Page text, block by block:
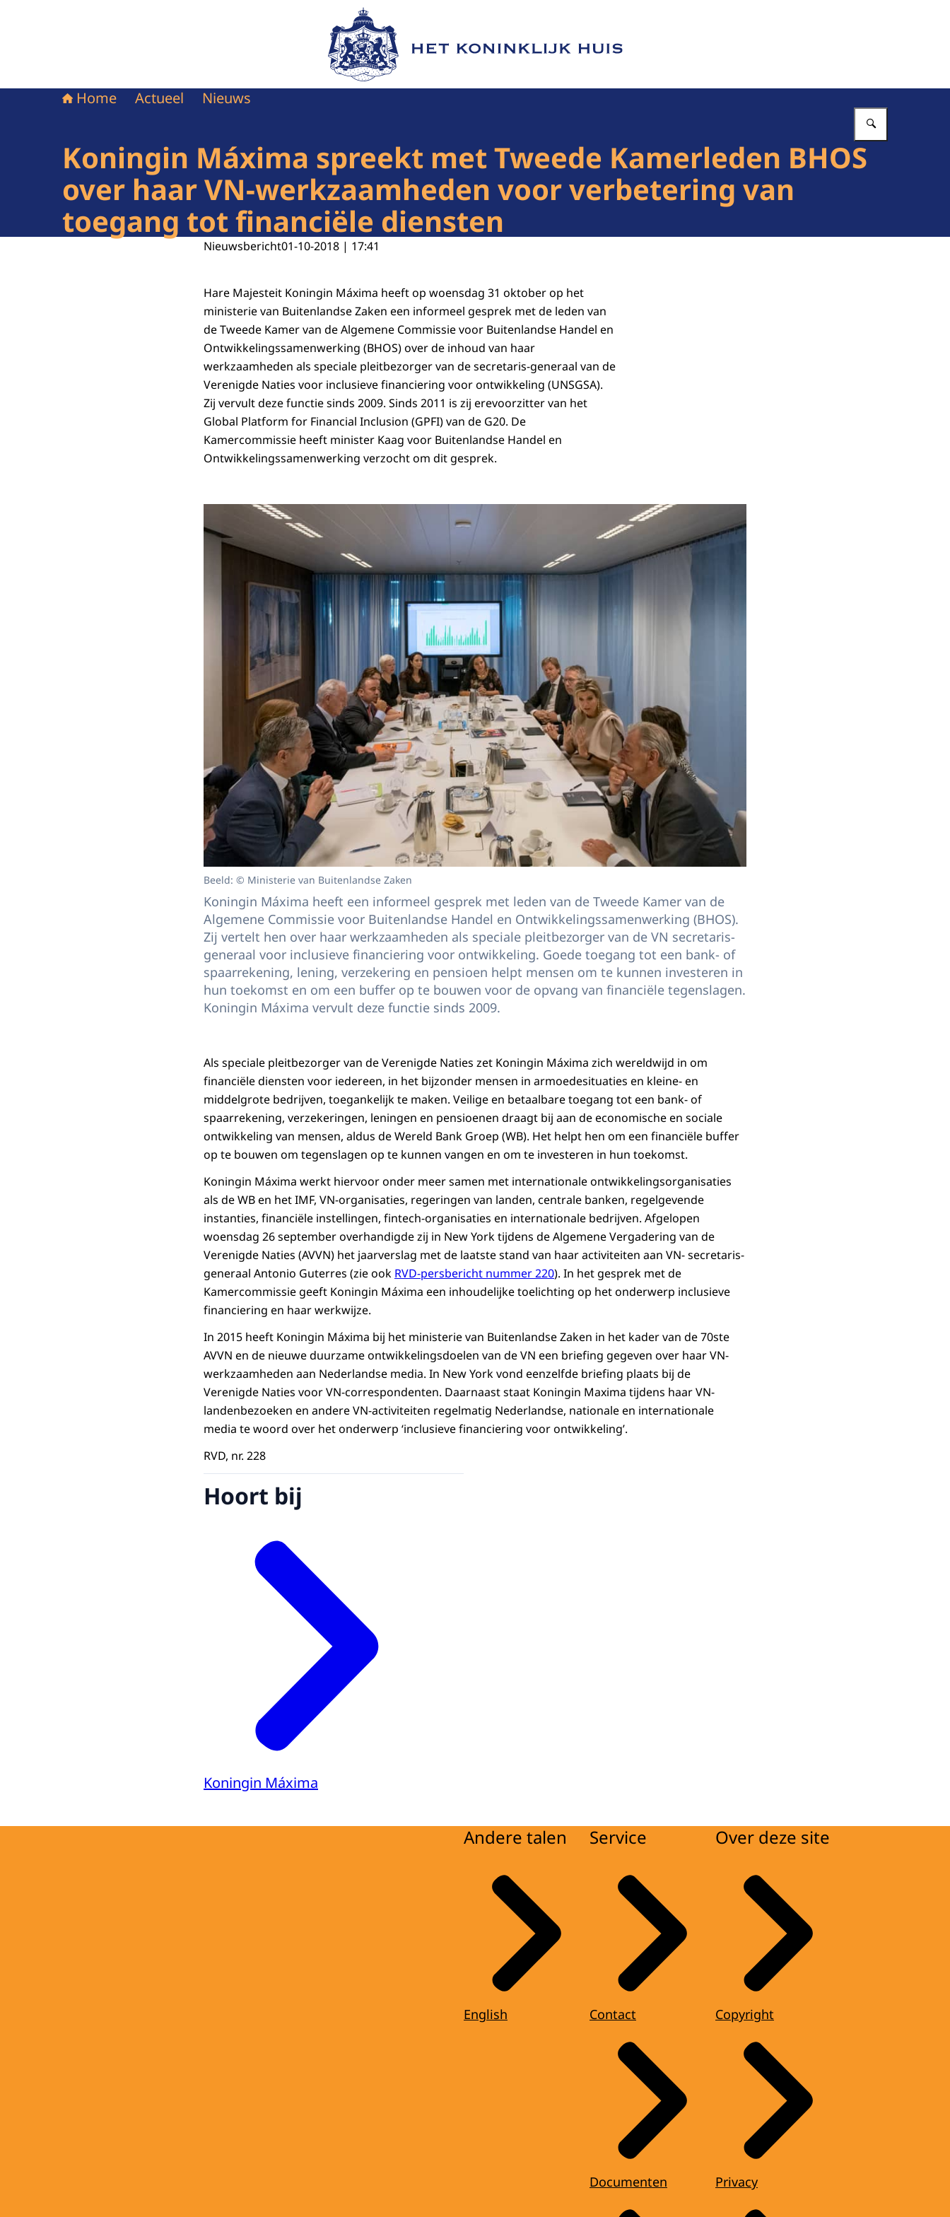
Naar de homepage van Het Koninklijk Huis
Home Actueel Nieuws
Koningin Máxima spreekt met Tweede Kamerleden BHOS
over haar VN-werkzaamheden voor verbetering van
toegang tot financiële diensten
Nieuwsbericht01-10-2018 | 17:41
Hare Majesteit Koningin Máxima heeft op woensdag 31 oktober op het
ministerie van Buitenlandse Zaken een informeel gesprek met de leden van
de Tweede Kamer van de Algemene Commissie voor Buitenlandse Handel en
Ontwikkelingssamenwerking (BHOS) over de inhoud van haar
werkzaamheden als speciale pleitbezorger van de secretaris-generaal van de
Verenigde Naties voor inclusieve financiering voor ontwikkeling (UNSGSA).
Zij vervult deze functie sinds 2009. Sinds 2011 is zij erevoorzitter van het
Global Platform for Financial Inclusion (GPFI) van de G20. De
Kamercommissie heeft minister Kaag voor Buitenlandse Handel en
Ontwikkelingssamenwerking verzocht om dit gesprek.
Beeld: © Ministerie van Buitenlandse Zaken
Koningin Máxima heeft een informeel gesprek met leden van de Tweede Kamer van de
Algemene Commissie voor Buitenlandse Handel en Ontwikkelingssamenwerking (BHOS).
Zij vertelt hen over haar werkzaamheden als speciale pleitbezorger van de VN secretaris-
generaal voor inclusieve financiering voor ontwikkeling. Goede toegang tot een bank- of
spaarrekening, lening, verzekering en pensioen helpt mensen om te kunnen investeren in
hun toekomst en om een buffer op te bouwen voor de opvang van financiële tegenslagen.
Koningin Máxima vervult deze functie sinds 2009.
Als speciale pleitbezorger van de Verenigde Naties zet Koningin Máxima zich wereldwijd in om
financiële diensten voor iedereen, in het bijzonder mensen in armoedesituaties en kleine- en
middelgrote bedrijven, toegankelijk te maken. Veilige en betaalbare toegang tot een bank- of
spaarrekening, verzekeringen, leningen en pensioenen draagt bij aan de economische en sociale
ontwikkeling van mensen, aldus de Wereld Bank Groep (WB). Het helpt hen om een financiële buffer
op te bouwen om tegenslagen op te kunnen vangen en om te investeren in hun toekomst.
Koningin Máxima werkt hiervoor onder meer samen met internationale ontwikkelingsorganisaties
als de WB en het IMF, VN-organisaties, regeringen van landen, centrale banken, regelgevende
instanties, financiële instellingen, fintech-organisaties en internationale bedrijven. Afgelopen
woensdag 26 september overhandigde zij in New York tijdens de Algemene Vergadering van de
Verenigde Naties (AVVN) het jaarverslag met de laatste stand van haar activiteiten aan VN- secretaris-
generaal Antonio Guterres (zie ook RVD-persbericht nummer 220). In het gesprek met de
Kamercommissie geeft Koningin Máxima een inhoudelijke toelichting op het onderwerp inclusieve
financiering en haar werkwijze.
In 2015 heeft Koningin Máxima bij het ministerie van Buitenlandse Zaken in het kader van de 70ste
AVVN en de nieuwe duurzame ontwikkelingsdoelen van de VN een briefing gegeven over haar VN-
werkzaamheden aan Nederlandse media. In New York vond eenzelfde briefing plaats bij de
Verenigde Naties voor VN-correspondenten. Daarnaast staat Koningin Maxima tijdens haar VN-
landenbezoeken en andere VN-activiteiten regelmatig Nederlandse, nationale en internationale
media te woord over het onderwerp ‘inclusieve financiering voor ontwikkeling’.
RVD, nr. 228
Hoort bij
Koningin Máxima
Andere talen
English
Service
Contact
Documenten
Over deze site
Copyright
Privacy